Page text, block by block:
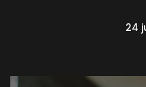
24